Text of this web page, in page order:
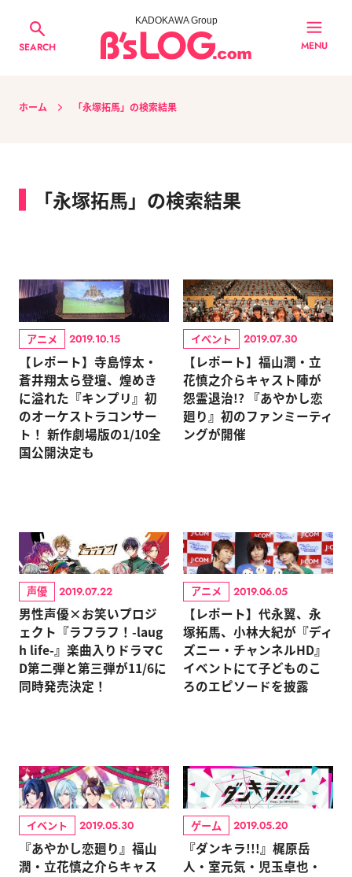
SEARCH
KADOKAWA Group
MENU
ホーム 「永塚拓馬」の検索結果
「永塚拓馬」の検索結果
アニメ 2019.10.15
【レポート】寺島惇太・
蒼井翔太ら登壇、煌めき
に溢れた『キンプリ』初
のオーケストラコンサー
ト！ 新作劇場版の1/10全
国公開決定も
イベント 2019.07.30
【レポート】福山潤・立
花慎之介らキャスト陣が
怨霊退治!? 『あやかし恋
廻り』初のファンミーティ
ングが開催
声優 2019.07.22
男性声優×お笑いプロジ
ェクト『ラフラフ！-laug
h life-』楽曲入りドラマC
D第二弾と第三弾が11/6に
同時発売決定！
アニメ 2019.06.05
【レポート】代永翼、永
塚拓馬、小林大紀が『ディ
ズニー・チャンネルHD』
イベントにて子どものこ
ろのエピソードを披露
イベント 2019.05.30
『あやかし恋廻り』福山
潤・立花慎之介らキャス
ゲーム 2019.05.20
『ダンキラ!!!』梶原岳
人・室元気・児玉卓也・